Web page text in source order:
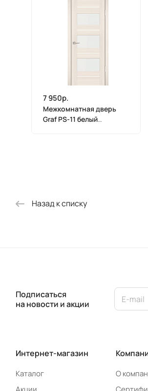
7 950р.
Межкомнатная дверь
Graf PS-11 белый
Назад к списку
Подписаться
на новости и акции
Интернет-магазин
Каталог
О